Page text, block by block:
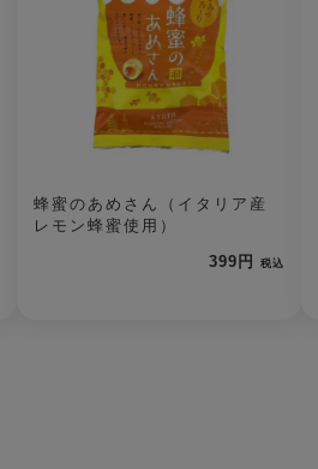
蜂蜜のあめさん（イタリア産
レモン蜂蜜使用）
399円
税込